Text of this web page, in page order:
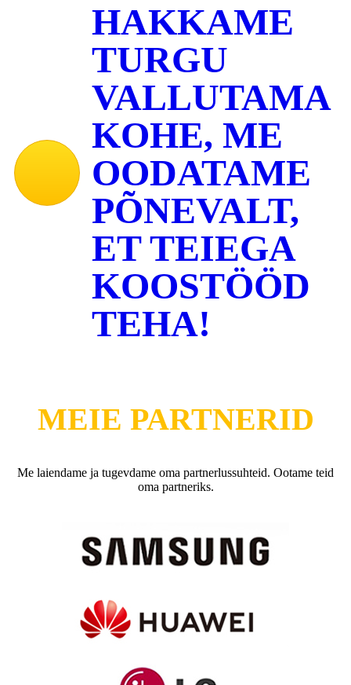
HAKKAME
TURGU
VALLUTAMA
KOHE, ME
OODATAME
PÕNEVALT,
ET TEIEGA
KOOSTÖÖD
TEHA!
MEIE PARTNERID
Me laiendame ja tugevdame oma partnerlussuhteid. Ootame teid
oma partneriks.